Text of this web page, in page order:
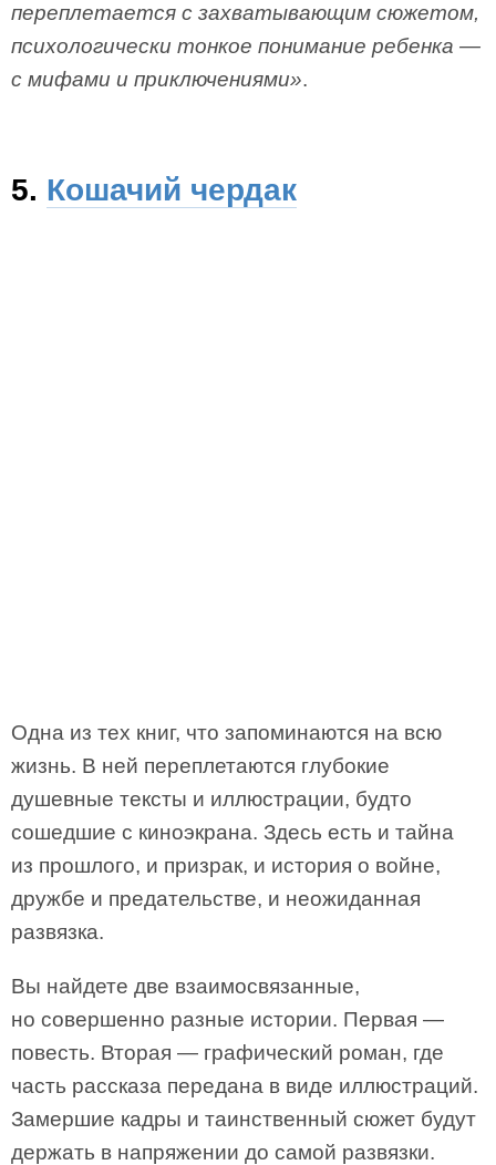
переплетается с захватывающим сюжетом,
психологически тонкое понимание ребенка —
с мифами и приключениями».
5. Кошачий чердак
Одна из тех книг, что запоминаются на всю
жизнь. В ней переплетаются глубокие
душевные тексты и иллюстрации, будто
сошедшие с киноэкрана. Здесь есть и тайна
из прошлого, и призрак, и история о войне,
дружбе и предательстве, и неожиданная
развязка.
Вы найдете две взаимосвязанные,
но совершенно разные истории. Первая —
повесть. Вторая — графический роман, где
часть рассказа передана в виде иллюстраций.
Замершие кадры и таинственный сюжет будут
держать в напряжении до самой развязки.